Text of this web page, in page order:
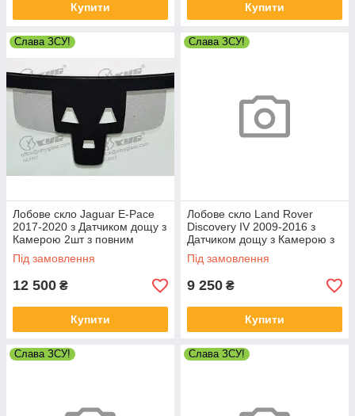
Купити Купити
Слава ЗСУ!
Лобове скло Jaguar E-Pace
2017-2020 з Датчиком дощу з
Камерою 2шт з повним
підігрівом - Ягуар Е-Пейс
Під замовлення
12 500 ₴
Купити
Слава ЗСУ!
Лобове скло Land Rover
Discovery IV 2009-2016 з
Датчиком дощу з Камерою з
повним підігрівом - Ленд
Ровер Діскавері
Під замовлення
9 250 ₴
Купити
Слава ЗСУ! Слава ЗСУ!